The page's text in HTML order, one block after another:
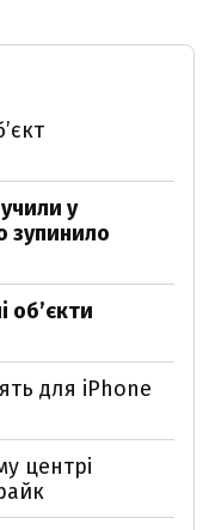
у
зупинило
обʼєкти
для iPhone
центрі